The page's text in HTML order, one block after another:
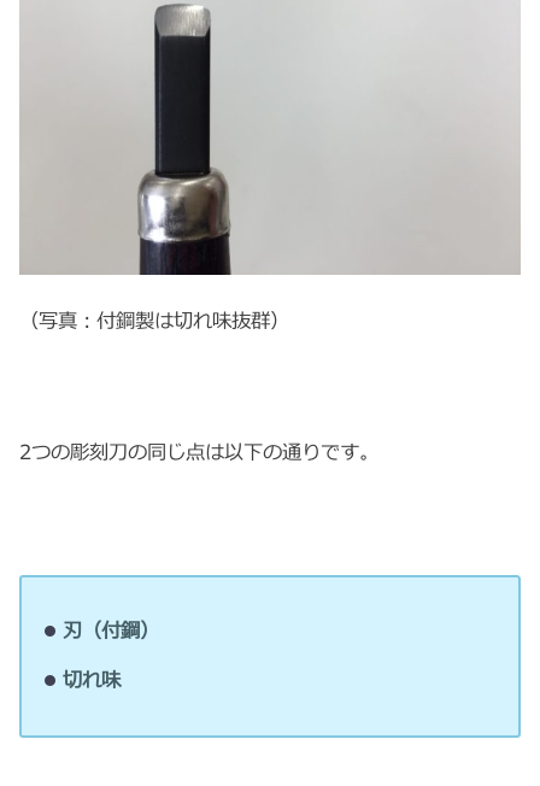
（写真：付鋼製は切れ味抜群）
2つの彫刻刀の同じ点は以下の通りです。
刃（付鋼）
切れ味